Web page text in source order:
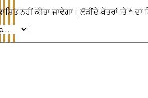
ਨਹੀਂ ਕੀਤਾ ਜਾਵੇਗਾ। ਲੋੜੀਂਦੇ ਖੇਤਰਾਂ 'ਤੇ * ਦਾ